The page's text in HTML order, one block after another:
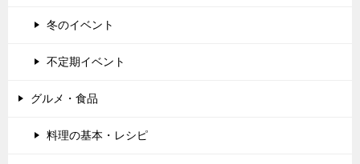
冬のイベント
不定期イベント
グルメ・食品
料理の基本・レシピ